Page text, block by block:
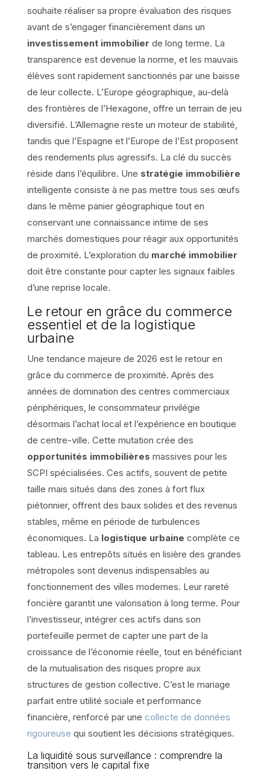
souhaite réaliser sa propre évaluation des risques
avant de s’engager financièrement dans un
investissement immobilier de long terme. La
transparence est devenue la norme, et les mauvais
élèves sont rapidement sanctionnés par une baisse
de leur collecte. L’Europe géographique, au-delà
des frontières de l’Hexagone, offre un terrain de jeu
diversifié. L’Allemagne reste un moteur de stabilité,
tandis que l’Espagne et l’Europe de l’Est proposent
des rendements plus agressifs. La clé du succès
réside dans l’équilibre. Une stratégie immobilière
intelligente consiste à ne pas mettre tous ses œufs
dans le même panier géographique tout en
conservant une connaissance intime de ses
marchés domestiques pour réagir aux opportunités
de proximité. L’exploration du marché immobilier
doit être constante pour capter les signaux faibles
d’une reprise locale.
Le retour en grâce du commerce
essentiel et de la logistique
urbaine
Une tendance majeure de 2026 est le retour en
grâce du commerce de proximité. Après des
années de domination des centres commerciaux
périphériques, le consommateur privilégie
désormais l’achat local et l’expérience en boutique
de centre-ville. Cette mutation crée des
opportunités immobilières massives pour les
SCPI spécialisées. Ces actifs, souvent de petite
taille mais situés dans des zones à fort flux
piétonnier, offrent des baux solides et des revenus
stables, même en période de turbulences
économiques. La logistique urbaine complète ce
tableau. Les entrepôts situés en lisière des grandes
métropoles sont devenus indispensables au
fonctionnement des villes modernes. Leur rareté
foncière garantit une valorisation à long terme. Pour
l’investisseur, intégrer ces actifs dans son
portefeuille permet de capter une part de la
croissance de l’économie réelle, tout en bénéficiant
de la mutualisation des risques propre aux
structures de gestion collective. C’est le mariage
parfait entre utilité sociale et performance
financière, renforcé par une collecte de données
rigoureuse qui soutient les décisions stratégiques.
La liquidité sous surveillance : comprendre la
transition vers le capital fixe